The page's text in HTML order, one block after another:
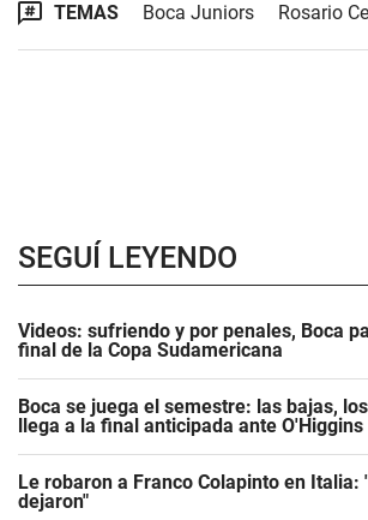
TEMAS Boca Juniors Rosario
SEGUÍ LEYENDO
Videos: sufriendo y por penales, Boca
final de la Copa Sudamericana
Boca se juega el semestre: las bajas,
llega a la final anticipada ante O'Higgins
Le robaron a Franco Colapinto en Italia:
dejaron"